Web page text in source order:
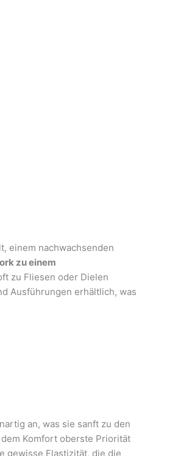
einem nachwachsenden
zu einem
zu Fliesen oder Dielen
Ausführungen erhältlich, was
an, was sie sanft zu den
Komfort oberste Priorität
gewisse Elastizität, die die